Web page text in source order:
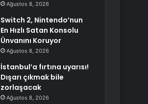
Ağustos 8, 2026
Switch 2, Nintendo’nun
En Hızlı Satan Konsolu
Ünvanını Koruyor
Ağustos 8, 2026
İstanbul’a fırtına uyarısı!
Dışarı çıkmak bile
zorlaşacak
Ağustos 8, 2026